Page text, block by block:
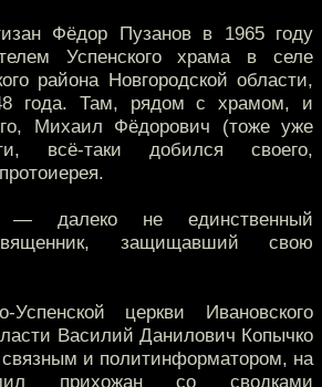
Фёдор Пузанов в 1965 году
Успенского храма в селе
района Новгородской области,
года. Там, рядом с храмом, и
Михаил Фёдорович (тоже уже
всё-таки добился своего,
— далеко не единственный
защищавший свою
Успенской церкви Ивановского
Василий Данилович Копычко
и политинформатором, на
прихожан со сводками